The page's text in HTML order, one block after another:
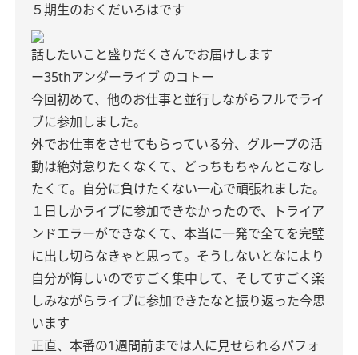
５期生のおくだいろはです
話したいこと盛りだくさんでお届けします
ー35thアンダーライブ のコトー
今回初めて、他のお仕事と並行しながらフルでライ
ブに参加しました。
外でお仕事をさせてもらっている分、グループの活
動は絶対怠りたくなくて、どっちもちゃんとこなし
たくて。自分に負けたくない一心で頑張れました。
１日しかライブに参加できなかったので、トライア
ンドエラーができなくて、本当に一発で全てを完璧
に出し切らなきゃと思って。そうしないとなにより
自分が悔しいのですごく集中して、そしてすごく楽
しみながらライブに参加できたなと振り返った今思
います
正直、本番の1週間前までは人に見せられるパフォ